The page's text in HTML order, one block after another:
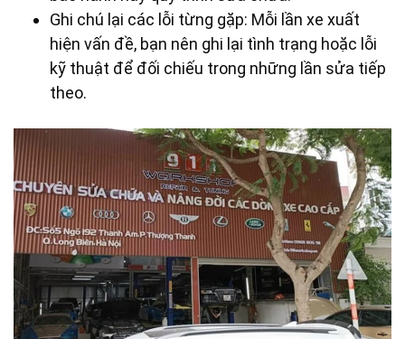
Ghi chú lại các lỗi từng gặp: Mỗi lần xe xuất
hiện vấn đề, bạn nên ghi lại tình trạng hoặc lỗi
kỹ thuật để đối chiếu trong những lần sửa tiếp
theo.